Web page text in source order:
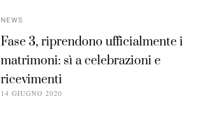
NEWS
Fase 3, riprendono ufficialmente i
matrimoni: sì a celebrazioni e
ricevimenti
14 GIUGNO 2020